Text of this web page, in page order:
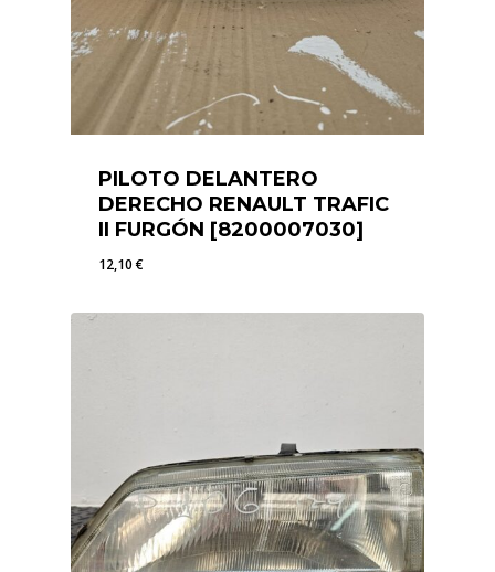
PILOTO DELANTERO
DERECHO RENAULT TRAFIC
II FURGÓN [8200007030]
12,10€